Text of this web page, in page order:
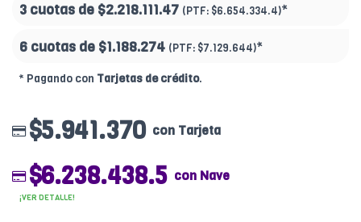
3 cuotas de $2.218.111.47 (PTF: $6.654.334.4)*
6 cuotas de $1.188.274 (PTF: $7.129.644)*
* Pagando con Tarjetas de crédito.
$5.941.370 con Tarjeta
$6.238.438.5 con Nave
¡VER DETALLE!